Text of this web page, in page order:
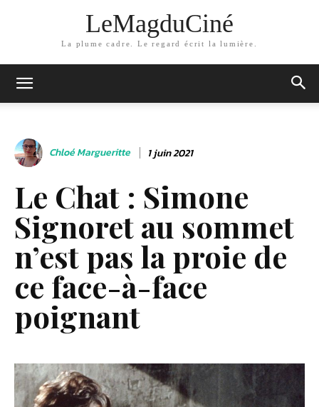
LeMagduCiné
La plume cadre. Le regard écrit la lumière.
Chloé Margueritte 1 juin 2021
Le Chat : Simone
Signoret au sommet
n’est pas la proie de
ce face-à-face
poignant